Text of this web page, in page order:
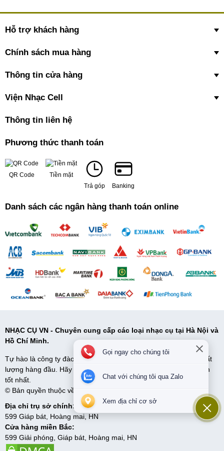
Hỗ trợ khách hàng
Chính sách mua hàng
Thông tin cửa hàng
Viện Nhạc Cell
Thông tin liên hệ
Phương thức thanh toán
QR Code
Tiền mặt
Trả góp
Banking
Danh sách các ngân hàng thanh toán online
NHẠC CỤ VN - Chuyên cung cấp các loại nhạc cụ tại Hà Nội và
Hồ Chí Minh.
Tự hào là công ty đào tạo và cung cấp cấp nhạc cụ uy tín và chất
lượng hàng đầu. Hãy đến với Nhạc Cụ VN để có những lựa chọn
tốt nhất.
© Bản quyền thuộc về Nhạc cụ VN. Cung cấp bởi
Địa chỉ trụ sở chính:
599 Giáp bát, Hoàng mai, HN
Cửa hàng miền Bắc:
599 Giải phóng, Giáp bát, Hoàng mai, HN
Gọi ngay cho chúng tôi
Chat với chúng tôi qua Zalo
Xem địa chỉ cơ sở